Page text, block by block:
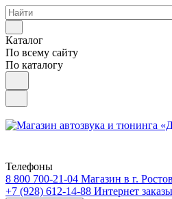
Каталог
По всему сайту
По каталогу
Телефоны
8 800 700-21-04 Магазин в г.
+7 (928) 612-14-88 Интернет заказы